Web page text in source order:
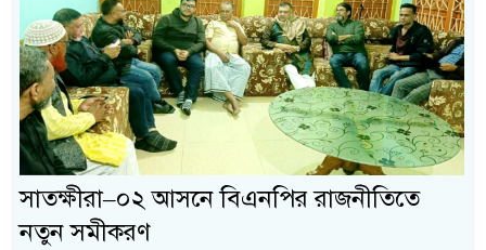
সাতক্ষীরা–০২ আসনে বিএনপির রাজনীতিতে
নতুন সমীকরণ